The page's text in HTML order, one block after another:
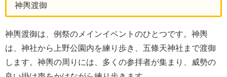
神輿渡御
神輿渡御は、例祭のメインイベントのひとつです。神輿
は、神社から上野公園内を練り歩き、五條天神社まで渡御
します。神輿の周りには、多くの参拝者が集まり、威勢の